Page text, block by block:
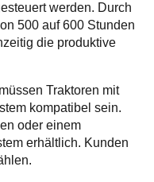
werden. Durch
500 auf 600 Stunden
die produktive
Traktoren mit
kompatibel sein.
oder einem
erhältlich. Kunden